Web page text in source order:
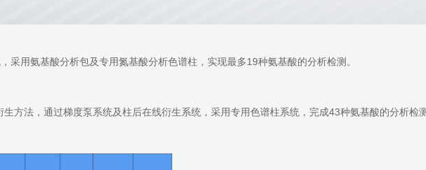
采用氨基酸分析包及专用氮基酸分析色谱柱，实现最多19种氨基酸的分析检测。
方法，通过梯度泵系统及柱后在线衍生系统，采用专用色谱柱系统，完成43种氨基酸的分析检